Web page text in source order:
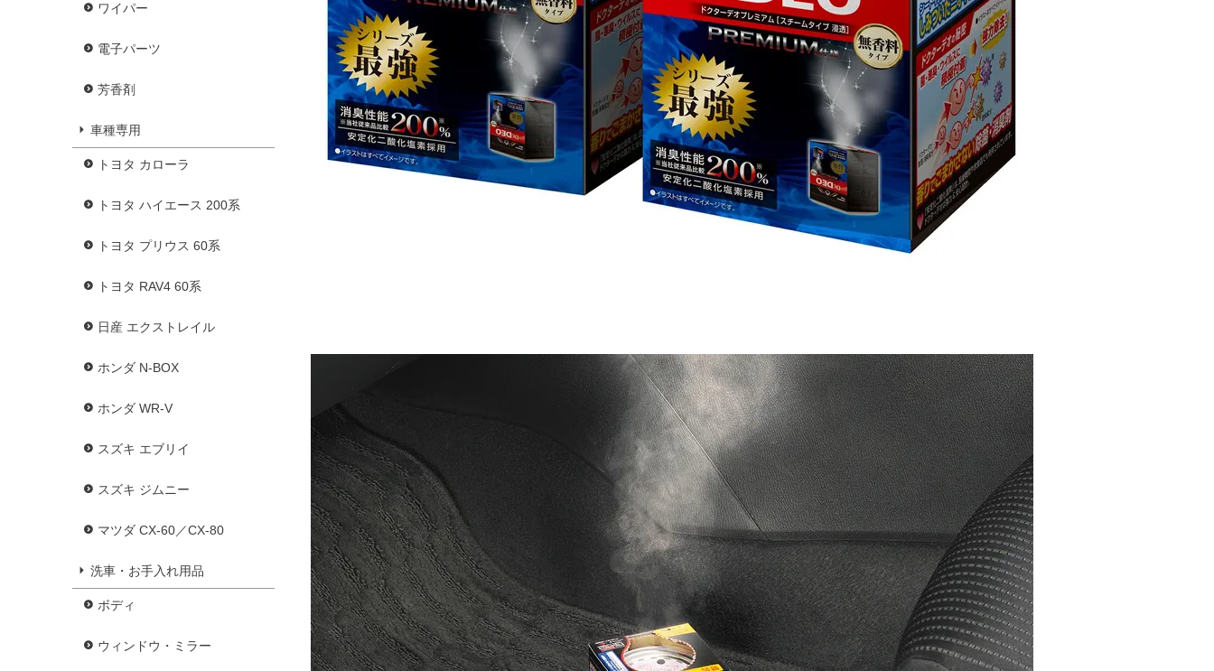
ワイパー
電子パーツ
芳香剤
車種専用
トヨタ カローラ
トヨタ ハイエース 200系
トヨタ プリウス 60系
トヨタ RAV4 60系
日産 エクストレイル
ホンダ N-BOX
ホンダ WR-V
スズキ エブリイ
スズキ ジムニー
マツダ CX-60／CX-80
洗車・お手入れ用品
ボディ
ウィンドウ・ミラー